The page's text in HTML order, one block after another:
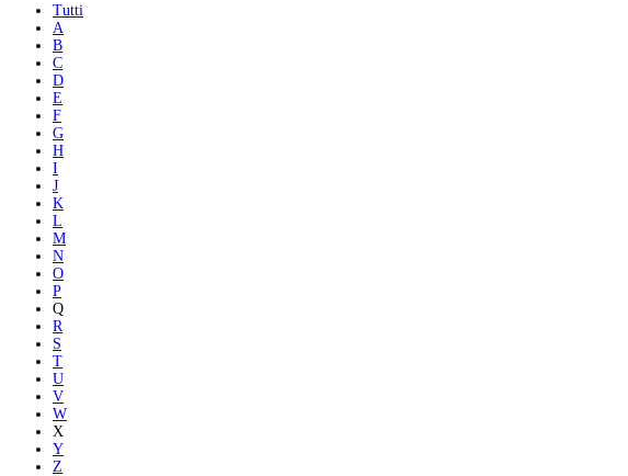
Tutti
A
B
C
D
E
F
G
H
I
J
K
L
M
N
O
P
Q
R
S
T
U
V
W
X
Y
Z